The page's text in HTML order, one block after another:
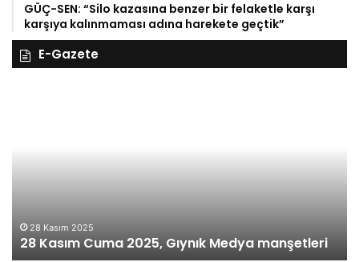
GÜÇ-SEN: “Silo kazasına benzer bir felaketle karşı
karşıya kalınmaması adına harekete geçtik”
E-Gazete
27 Kasım Perşembe 2025, Gıynık Medya
manşetleri